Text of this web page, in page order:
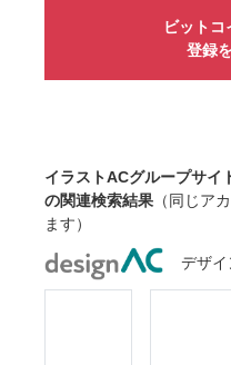
ビットコ
登録
イラストACグループサ
の関連検索結果 （同じア
ます）
デザ